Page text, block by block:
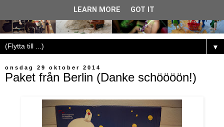
▼
onsdag 29 oktober 2014
Paket från Berlin (Danke schöööön!)
LEARN MORE GOT IT